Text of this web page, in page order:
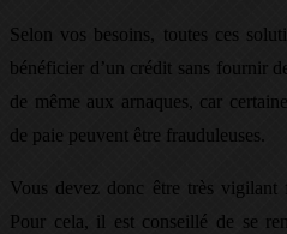
Selon vos besoins, toutes ces
bénéficier d’un crédit sans fournir
de même aux arnaques, car
de paie peuvent être frauduleuses.
Vous devez donc être très vigilant
Pour cela, il est conseillé de se